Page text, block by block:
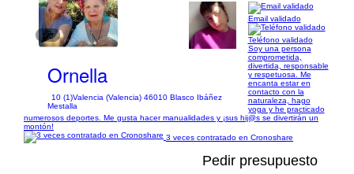
1/2
Ornella
10 (1)Valencia (Valencia) 46010 Blasco Ibáñez
Mestalla
Email validado
Teléfono validado
Soy una persona
comprometida,
divertida, responsable
y respetuosa. Me
encanta estar en
contacto con la
naturaleza, hago
yoga y he practicado
numerosos deportes. Me gusta hacer manualidades y ¡sus hij@s se divertirán un
montón!
3 veces contratado en Cronoshare
Pedir presupuesto